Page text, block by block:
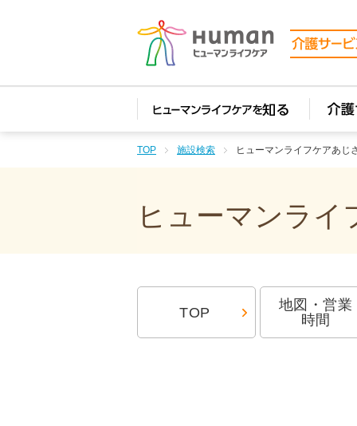
TOP 施設検索 ヒューマンライフケアあじ
ヒューマンラ
TOP
地図・営業
時間